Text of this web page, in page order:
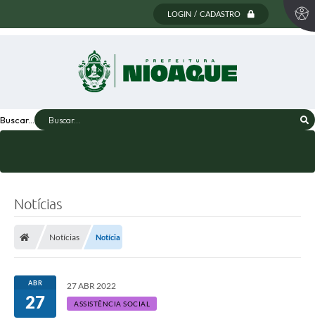
LOGIN / CADASTRO
Buscar...
Notícias
Notícias Notícia
ABR
27
27 ABR 2022
ASSISTÊNCIA SOCIAL